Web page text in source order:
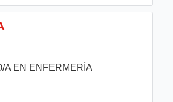
A EN ENFERMERÍA